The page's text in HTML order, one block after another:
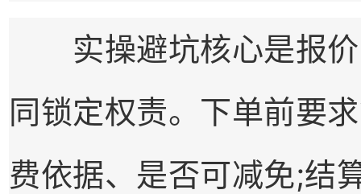
实操避坑核心是报价
同锁定权责。下单前要
费依据、是否可减免;结